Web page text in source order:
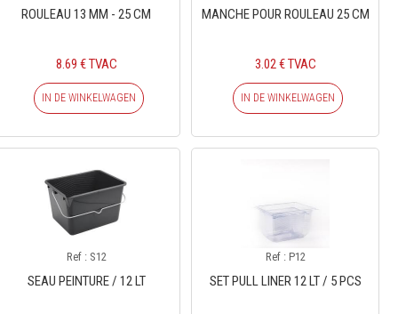
ROULEAU 13 MM - 25 CM
8.69 € TVAC
IN DE WINKELWAGEN
MANCHE POUR ROULEAU 25 CM
3.02 € TVAC
IN DE WINKELWAGEN
Ref : S12
SEAU PEINTURE / 12 LT
Ref : P12
SET PULL LINER 12 LT / 5 PCS